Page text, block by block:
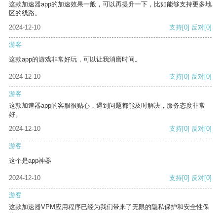
这款加速器app的加速效果一般，可以再提升一下，比如能够支持更多地
区的线路。
2024-12-10
支持[0] 反对[0]
游客
这款app的游戏非常好玩，可以让我消磨时间。
2024-12-10 支持[0] 反对[0]
游客
这款加速器app的客服很贴心，遇到问题都能及时解决，服务态度非常
好。
2024-12-10
支持[0] 反对[0]
游客
这个是app神器
2024-12-10 支持[0] 反对[0]
游客
这款加速器VPM应用程序已经为我们带来了无限的隐私保护和安全性保